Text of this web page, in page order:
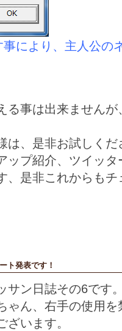
により、主人公の
る事は出来ません
は、是非お試しくだ
ップ紹介、ツイッ
、是非これからも
ト発表です！
サン日誌その6です
ゃん、右手の使用
います。